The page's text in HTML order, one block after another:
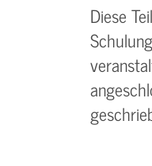
Diese